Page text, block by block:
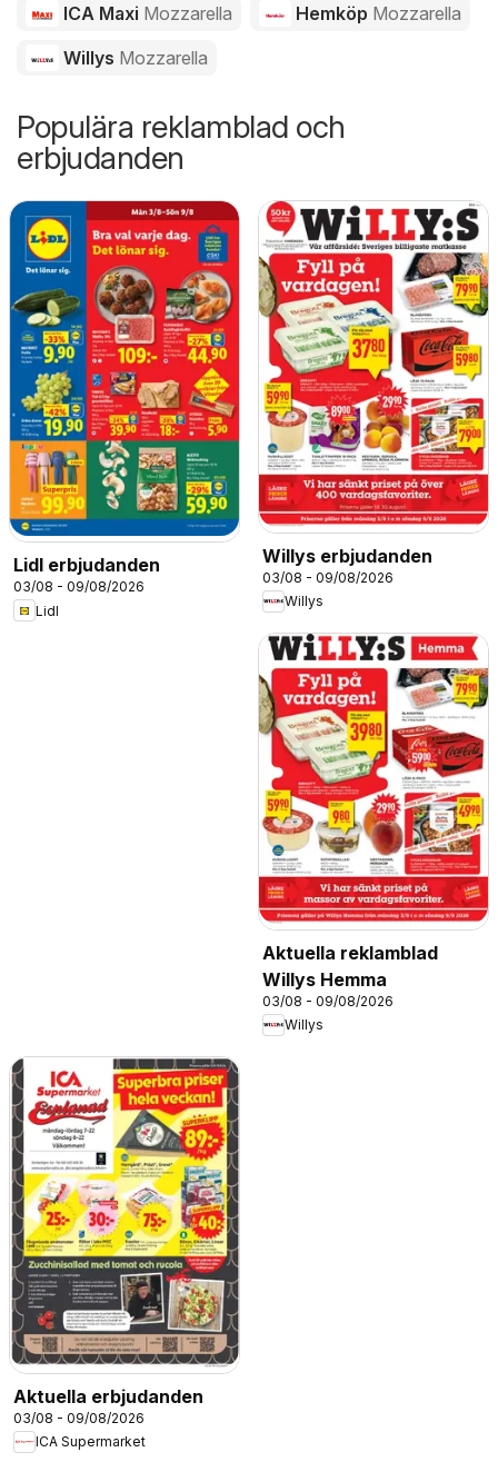
ICA Maxi Mozzarella Hemköp Mozzarella
Willys Mozzarella
Populära reklamblad och
erbjudanden
Lidl erbjudanden
03/08 - 09/08/2026
Lidl
Willys erbjudanden
03/08 - 09/08/2026
Willys
Aktuella reklamblad
Willys Hemma
03/08 - 09/08/2026
Willys
Aktuella erbjudanden
03/08 - 09/08/2026
ICA Supermarket